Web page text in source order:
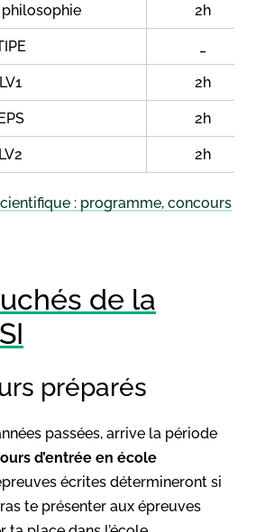
philosophie 2h
LV1 2h
2h
LV2 2h
: programme, concours
de la
préparés
passées, arrive la période
d’entrée en école
écrites détermineront si
te présenter aux épreuves